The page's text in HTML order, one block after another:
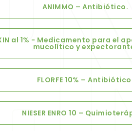
ANIMMO – Antibiótico.
al 1% - Medicamento para el
mucolítico y
FLORFE 10% –
NIESER ENRO 10 –